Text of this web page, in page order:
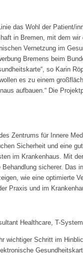
das Wohl der Patient/
in Bremen, mit dem
Vernetzung im
Bremens beim
so Karin
es zu einem
aufbauen.“ Die
Zentrums für Innere
Sicherheit und eine
im Krankenhaus. Mit
sicherer. Das
wie eine optimierte
Praxis und im
Healthcare, T-
wichtiger Schritt im